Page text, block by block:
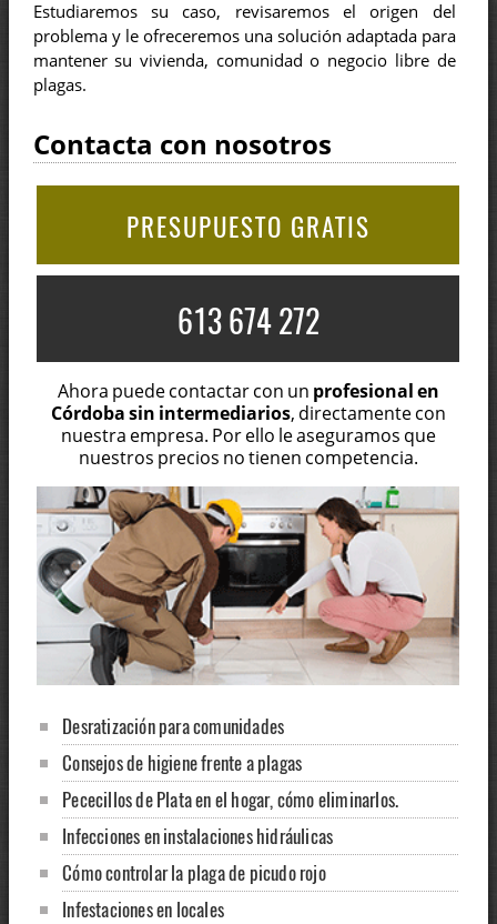
Estudiaremos su caso, revisaremos el origen del
problema y le ofreceremos una solución adaptada para
mantener su vivienda, comunidad o negocio libre de
plagas.
Contacta con nosotros
PRESUPUESTO GRATIS
613 674 272
Ahora puede contactar con un profesional en
Córdoba sin intermediarios, directamente con
nuestra empresa. Por ello le aseguramos que
nuestros precios no tienen competencia.
Desratización para comunidades
Consejos de higiene frente a plagas
Pececillos de Plata en el hogar, cómo eliminarlos.
Infecciones en instalaciones hidráulicas
Cómo controlar la plaga de picudo rojo
Infestaciones en locales